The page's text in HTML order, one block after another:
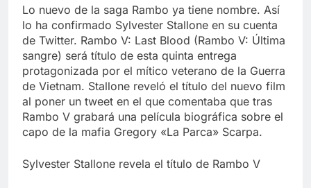
Crucero en México te
lleva a lugares
paranormales con
binoculares de visión
nocturna y reuniones de
secuestrados
7 Años Atrás
La Inteligencia Artificial
deepfake de Samsung
fabrica un clip de
movimiento desde una
sola foto
7 Años Atrás
Lo nuevo de la saga Rambo ya tiene nombre. Así
lo ha confirmado Sylvester Stallone en su cuenta
de Twitter. Rambo V: Last Blood (Rambo V: Última
sangre) será título de esta quinta entrega
protagonizada por el mítico veterano de la Guerra
de Vietnam. Stallone reveló el título del nuevo film
al poner un tweet en el que comentaba que tras
Rambo V grabará una película biográfica sobre el
capo de la mafia Gregory «La Parca» Scarpa.
Sylvester Stallone revela el título de Rambo V